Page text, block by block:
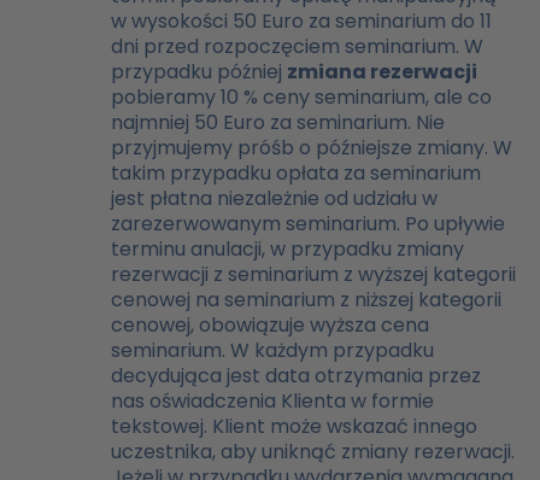
w wysokości 50 Euro za seminarium do 11
dni przed rozpoczęciem seminarium. W
przypadku później zmiana rezerwacji
pobieramy 10 % ceny seminarium, ale co
najmniej 50 Euro za seminarium. Nie
przyjmujemy próśb o późniejsze zmiany. W
takim przypadku opłata za seminarium
jest płatna niezależnie od udziału w
zarezerwowanym seminarium. Po upływie
terminu anulacji, w przypadku zmiany
rezerwacji z seminarium z wyższej kategorii
cenowej na seminarium z niższej kategorii
cenowej, obowiązuje wyższa cena
seminarium. W każdym przypadku
decydująca jest data otrzymania przez
nas oświadczenia Klienta w formie
tekstowej. Klient może wskazać innego
uczestnika, aby uniknąć zmiany rezerwacji.